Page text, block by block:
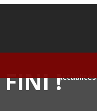
Actualités
FINI !